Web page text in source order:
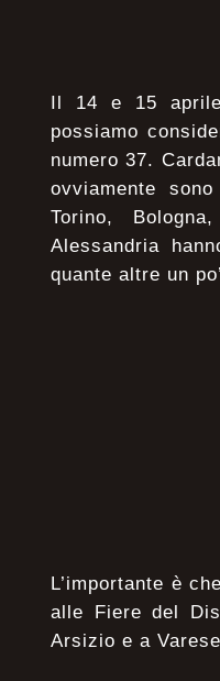
Il 14 e 15
possiamo
numero 37.
ovviamente
Torino,
Alessandria
quante altre un
L’importante è
alle Fiere del
Arsizio e a